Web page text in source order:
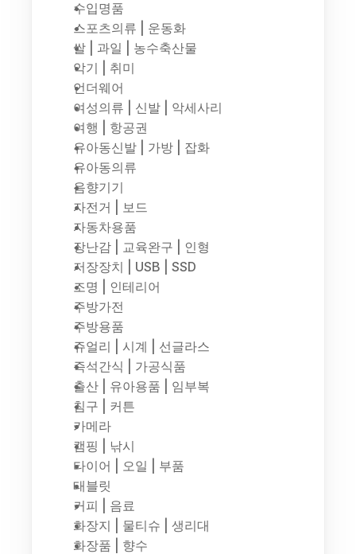
수입명품
스포츠의류 | 운동화
쌀 | 과일 | 농수축산물
악기 | 취미
언더웨어
여성의류 | 신발 | 악세사리
여행 | 항공권
유아동신발 | 가방 | 잡화
유아동의류
음향기기
자전거 | 보드
자동차용품
장난감 | 교육완구 | 인형
저장장치 | USB | SSD
조명 | 인테리어
주방가전
주방용품
쥬얼리 | 시계 | 선글라스
즉석간식 | 가공식품
출산 | 유아용품 | 임부복
침구 | 커튼
카메라
캠핑 | 낚시
타이어 | 오일 | 부품
태블릿
커피 | 음료
화장지 | 물티슈 | 생리대
화장품 | 향수